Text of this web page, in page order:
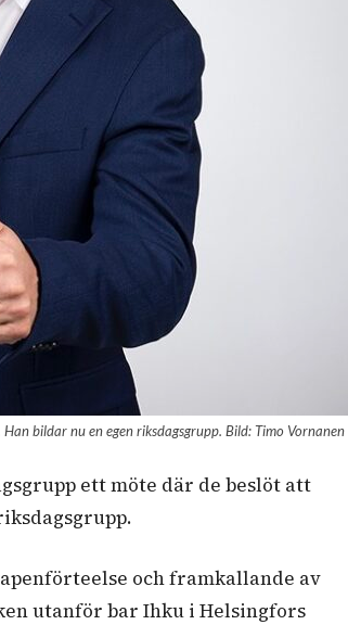
bildar nu en egen riksdagsgrupp. Bild: Timo Vornanen
ett möte där de beslöt att
och framkallande av
utanför bar Ihku i Helsingfors